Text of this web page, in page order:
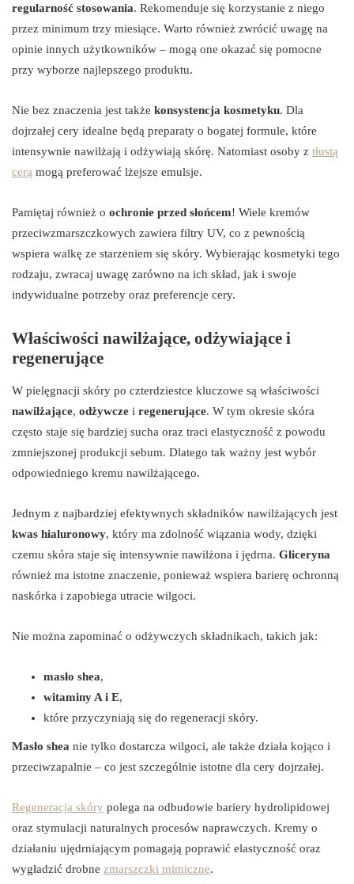
regularność stosowania. Rekomenduje się korzystanie z niego
przez minimum trzy miesiące. Warto również zwrócić uwagę na
opinie innych użytkowników – mogą one okazać się pomocne
przy wyborze najlepszego produktu.
Nie bez znaczenia jest także konsystencja kosmetyku. Dla
dojrzałej cery idealne będą preparaty o bogatej formule, które
intensywnie nawilżają i odżywiają skórę. Natomiast osoby z tłustą
cerą mogą preferować lżejsze emulsje.
Pamiętaj również o ochronie przed słońcem! Wiele kremów
przeciwzmarszczkowych zawiera filtry UV, co z pewnością
wspiera walkę ze starzeniem się skóry. Wybierając kosmetyki tego
rodzaju, zwracaj uwagę zarówno na ich skład, jak i swoje
indywidualne potrzeby oraz preferencje cery.
Właściwości nawilżające, odżywiające i
regenerujące
W pielęgnacji skóry po czterdziestce kluczowe są właściwości
nawilżające, odżywcze i regenerujące. W tym okresie skóra
często staje się bardziej sucha oraz traci elastyczność z powodu
zmniejszonej produkcji sebum. Dlatego tak ważny jest wybór
odpowiedniego kremu nawilżającego.
Jednym z najbardziej efektywnych składników nawilżających jest
kwas hialuronowy, który ma zdolność wiązania wody, dzięki
czemu skóra staje się intensywnie nawilżona i jędrna. Gliceryna
również ma istotne znaczenie, ponieważ wspiera barierę ochronną
naskórka i zapobiega utracie wilgoci.
Nie można zapominać o odżywczych składnikach, takich jak:
masło shea,
witaminy A i E,
które przyczyniają się do regeneracji skóry.
Masło shea nie tylko dostarcza wilgoci, ale także działa kojąco i
przeciwzapalnie – co jest szczególnie istotne dla cery dojrzałej.
Regeneracja skóry polega na odbudowie bariery hydrolipidowej
oraz stymulacji naturalnych procesów naprawczych. Kremy o
działaniu ujędrniającym pomagają poprawić elastyczność oraz
wygładzić drobne zmarszczki mimiczne.